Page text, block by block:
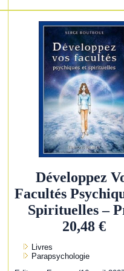
Développez
Facultés
Spirituelles –
20,48 €
Livres
Parapsychologie